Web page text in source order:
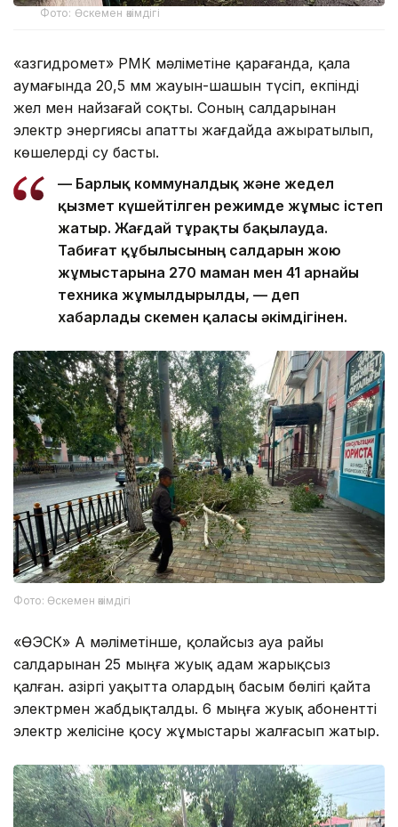
Фото: Өскемен әкімдігі
«Қазгидромет» РМК мәліметіне қарағанда, қала
аумағында 20,5 мм жауын-шашын түсіп, екпінді
жел мен найзағай соқты. Соның салдарынан
электр энергиясы апатты жағдайда ажыратылып,
көшелерді су басты.
— Барлық коммуналдық және жедел
қызмет күшейтілген режимде жұмыс істеп
жатыр. Жағдай тұрақты бақылауда.
Табиғат құбылысының салдарын жою
жұмыстарына 270 маман мен 41 арнайы
техника жұмылдырылды, — деп
хабарлады Өскемен қаласы әкімдігінен.
Фото: Өскемен әкімдігі
«ӨЭСК» АҚ мәліметінше, қолайсыз ауа райы
салдарынан 25 мыңға жуық адам жарықсыз
қалған. Қазіргі уақытта олардың басым бөлігі қайта
электрмен жабдықталды. 6 мыңға жуық абонентті
электр желісіне қосу жұмыстары жалғасып жатыр.